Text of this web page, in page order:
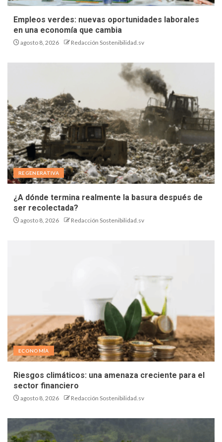
Empleos verdes: nuevas oportunidades laborales
en una economía que cambia
agosto 8, 2026 Redacción Sostenibilidad.sv
REGENERATIVA
¿A dónde termina realmente la basura después de
ser recolectada?
agosto 8, 2026 Redacción Sostenibilidad.sv
ECONOMÍA
Riesgos climáticos: una amenaza creciente para el
sector financiero
agosto 8, 2026 Redacción Sostenibilidad.sv